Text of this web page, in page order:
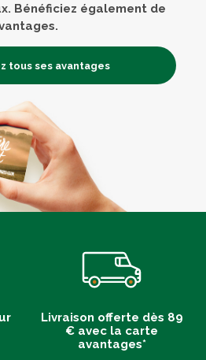
Bénéficiez également de
tous ses avantages
Livraison offerte dès 89
€ avec la carte
avantages*